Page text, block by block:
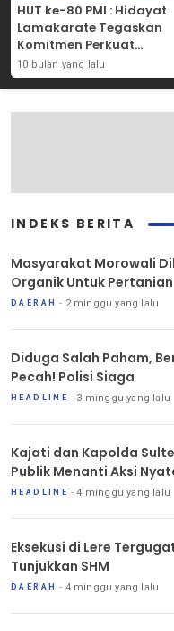
HUT ke-80 PMI : Hidayat
Lamakarate Tegaskan
Komitmen Perkuat
Solidaritas Kemanusiaan
10 bulan yang lalu
INDEKS BERITA
Masyarakat Morowali
Organik Untuk Pertanian
DAERAH 2 minggu yang lalu
Diduga Salah Paham,
Pecah! Polisi Siaga
HEADLINE 3 minggu yang lalu
Kajati dan Kapolda
Publik Menanti Aksi
HEADLINE 4 minggu yang lalu
Eksekusi di Lere
Tunjukkan SHM
DAERAH 4 minggu yang lalu